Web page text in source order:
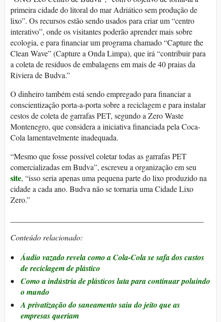
primeira cidade do litoral do mar Adriático sem produção de
lixo”. Os recursos estão sendo usados para criar um “centro
interativo”, onde os visitantes poderão aprender mais sobre
ecologia, e para financiar um programa chamado “Capture the
Clean Wave” (Capture a Onda Limpa), que irá “contribuir para
a coleta de resíduos de embalagens em mais de 40 praias da
Riviera de Budva.”
O dinheiro também está sendo empregado para financiar a
conscientização porta-a-porta sobre a reciclagem e para instalar
cestos de coleta de garrafas PET, segundo a Zero Waste
Montenegro, que considera a iniciativa financiada pela Coca-
Cola lamentavelmente inadequada.
“Mesmo que fosse possível coletar todas as garrafas PET
comercializadas em Budva”, escreveu a organização em seu
site, “isso seria apenas uma pequena parte do lixo produzido na
cidade a cada ano. Budva não se tornaria uma Cidade Lixo
Zero.”
Conteúdo relacionado:
Áudio vazado revela como a Cola-Cola se safa dos custos
de reciclagem de plástico
Como a indústria de plásticos luta para continuar poluindo
o mundo
A privatização do saneamento saiu do jeito que as
empresas queriam